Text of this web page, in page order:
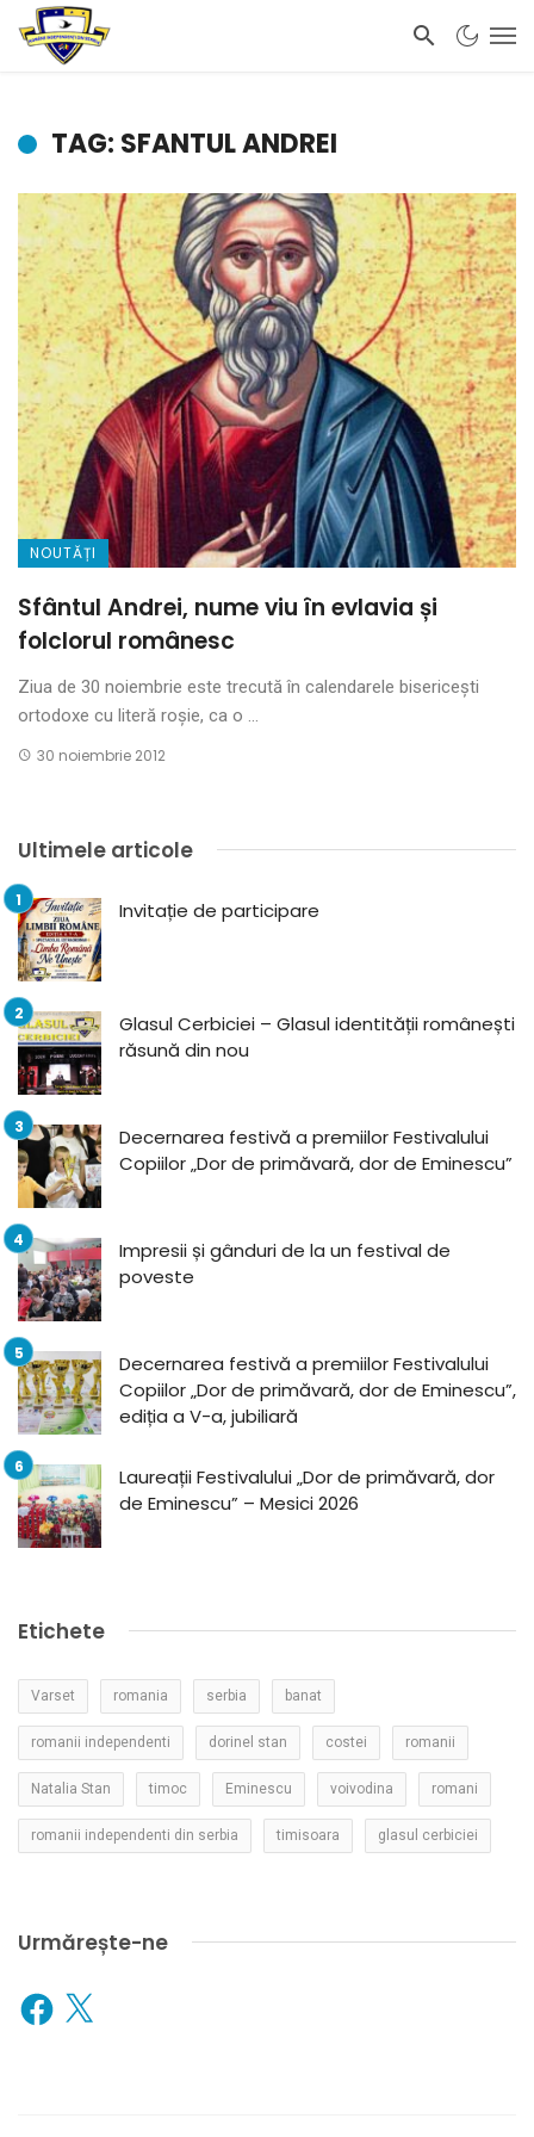
TAG: SFANTUL ANDREI
NOUTĂȚI
Sfântul Andrei, nume viu în evlavia și
folclorul românesc
Ziua de 30 noiembrie este trecută în calendarele bisericești
ortodoxe cu literă roșie, ca o ...
30 noiembrie 2012
Ultimele articole
Invitație de participare
Glasul Cerbiciei – Glasul identității românești
răsună din nou
Decernarea festivă a premiilor Festivalului
Copiilor „Dor de primăvară, dor de Eminescu”
Impresii și gânduri de la un festival de
poveste
Decernarea festivă a premiilor Festivalului
Copiilor „Dor de primăvară, dor de Eminescu”,
ediția a V-a, jubiliară
Laureații Festivalului „Dor de primăvară, dor
de Eminescu” – Mesici 2026
Etichete
Varset romania serbia banat
romanii independenti dorinel stan costei romanii
Natalia Stan timoc Eminescu voivodina romani
romanii independenti din serbia timisoara glasul cerbiciei
Urmărește-ne
Facebook
X